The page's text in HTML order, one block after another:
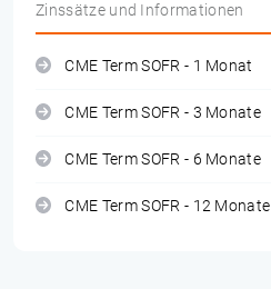
Zinssätze und Informationen
CME Term SOFR - 1 Monat
CME Term SOFR - 3 Monate
CME Term SOFR - 6 Monate
CME Term SOFR - 12 Monate